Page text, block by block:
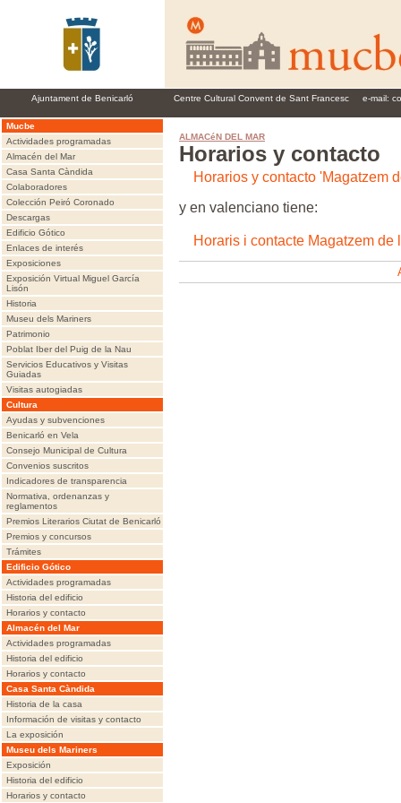
Ajuntament de Benicarló Centre Cultural Convent de Sant Francesc e-mail:
Mucbe
Actividades programadas
Almacén del Mar
Casa Santa Càndida
Colaboradores
Colección Peiró Coronado
Descargas
Edificio Gótico
Enlaces de interés
Exposiciones
Exposición Virtual Miguel García
Lisón
Historia
Museu dels Mariners
Patrimonio
Poblat Iber del Puig de la Nau
Servicios Educativos y Visitas
Guiadas
Visitas autogiadas
Cultura
Ayudas y subvenciones
Benicarló en Vela
Consejo Municipal de Cultura
Convenios suscritos
Indicadores de transparencia
Normativa, ordenanzas y
reglamentos
Premios Literarios Ciutat de Benicarló
Premios y concursos
Trámites
Edificio Gótico
Actividades programadas
Historia del edificio
Horarios y contacto
Almacén del Mar
Actividades programadas
Historia del edificio
Horarios y contacto
Casa Santa Càndida
Historia de la casa
Información de visitas y contacto
La exposición
Museu dels Mariners
Exposición
Historia del edificio
Horarios y contacto
ALMACéN DEL MAR
Horarios y contacto
Horarios y contacto 'Magatzem
y en valenciano tiene:
Horaris i contacte Magatzem de